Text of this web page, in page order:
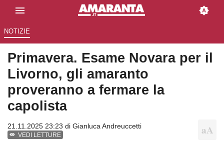
NOTIZIE
Primavera. Esame Novara per il
Livorno, gli amaranto
proveranno a fermare la
capolista
21.11.2025 23:23 di Gianluca Andreuccetti
VEDI LETTURE